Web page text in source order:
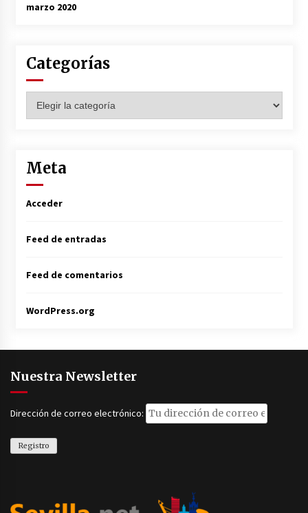
marzo 2020
Categorías
Meta
Acceder
Feed de entradas
Feed de comentarios
WordPress.org
Nuestra Newsletter
Dirección de correo electrónico: